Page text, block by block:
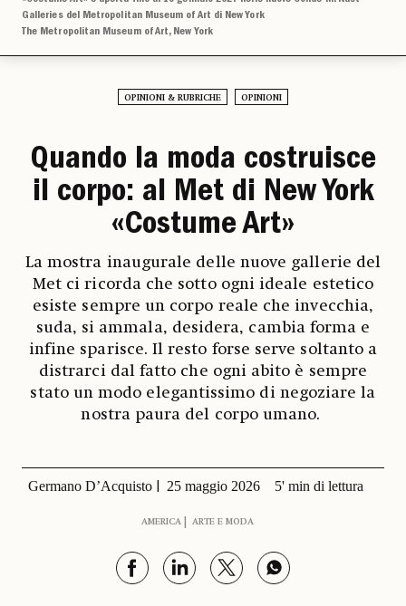
Galleries del Metropolitan Museum of Art di New York
The Metropolitan Museum of Art, New York
OPINIONI & RUBRICHE OPINIONI
Quando la moda costruisce
il corpo: al Met di New York
«Costume Art»
La mostra inaugurale delle nuove gallerie del
Met ci ricorda che sotto ogni ideale estetico
esiste sempre un corpo reale che invecchia,
suda, si ammala, desidera, cambia forma e
infine sparisce. Il resto forse serve soltanto a
distrarci dal fatto che ogni abito è sempre
stato un modo elegantissimo di negoziare la
nostra paura del corpo umano.
Germano D’Acquisto 25 maggio 2026 5' min di lettura
AMERICA ARTE E MODA